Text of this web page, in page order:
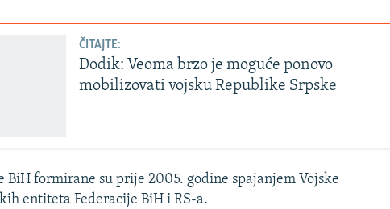
ČITAJTE:
Dodik: Veoma brzo je moguće ponovo
mobilizovati vojsku Republike Srpske
BiH formirane su prije 2005. godine spajanjem Vojske
entiteta Federacije BiH i RS-a.